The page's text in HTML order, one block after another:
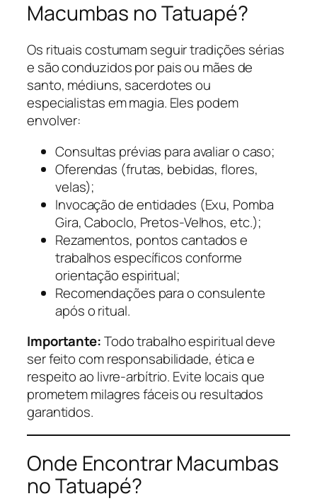
Macumbas no Tatuapé?
Os rituais costumam seguir tradições sérias
e são conduzidos por pais ou mães de
santo, médiuns, sacerdotes ou
especialistas em magia. Eles podem
envolver:
Consultas prévias para avaliar o caso;
Oferendas (frutas, bebidas, flores,
velas);
Invocação de entidades (Exu, Pomba
Gira, Caboclo, Pretos-Velhos, etc.);
Rezamentos, pontos cantados e
trabalhos específicos conforme
orientação espiritual;
Recomendações para o consulente
após o ritual.
Importante:Todo trabalho espiritual deve
ser feito com responsabilidade, ética e
respeito ao livre-arbítrio. Evite locais que
prometem milagres fáceis ou resultados
garantidos.
Onde Encontrar Macumbas
no Tatuapé?